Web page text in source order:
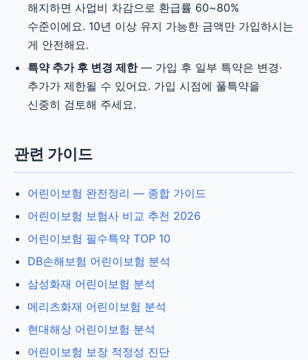
해지하면 사업비 차감으로 환급률 60~80%
수준이에요. 10년 이상 유지 가능한 금액만 가입하시는
게 안전해요.
특약 추가 후 변경 제한— 가입 후 일부 특약은 변경·
추가가 제한될 수 있어요. 가입 시점에 풀특약을
신중히 검토해 주세요.
관련 가이드
어린이보험 완전정리 — 종합 가이드
어린이보험 보험사 비교 추천 2026
어린이보험 필수특약 TOP 10
DB손해보험 어린이보험 분석
삼성화재 어린이보험 분석
메리츠화재 어린이보험 분석
현대해상 어린이보험 분석
어린이보험 보장 적정성 진단